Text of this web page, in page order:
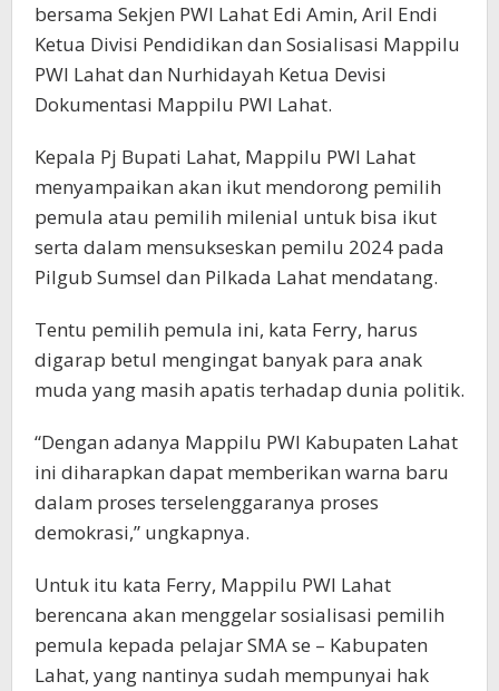
bersama Sekjen PWI Lahat Edi Amin, Aril Endi
Ketua Divisi Pendidikan dan Sosialisasi Mappilu
PWI Lahat dan Nurhidayah Ketua Devisi
Dokumentasi Mappilu PWI Lahat.
Kepala Pj Bupati Lahat, Mappilu PWI Lahat
menyampaikan akan ikut mendorong pemilih
pemula atau pemilih milenial untuk bisa ikut
serta dalam mensukseskan pemilu 2024 pada
Pilgub Sumsel dan Pilkada Lahat mendatang.
Tentu pemilih pemula ini, kata Ferry, harus
digarap betul mengingat banyak para anak
muda yang masih apatis terhadap dunia politik.
“Dengan adanya Mappilu PWI Kabupaten Lahat
ini diharapkan dapat memberikan warna baru
dalam proses terselenggaranya proses
demokrasi,” ungkapnya.
Untuk itu kata Ferry, Mappilu PWI Lahat
berencana akan menggelar sosialisasi pemilih
pemula kepada pelajar SMA se – Kabupaten
Lahat, yang nantinya sudah mempunyai hak